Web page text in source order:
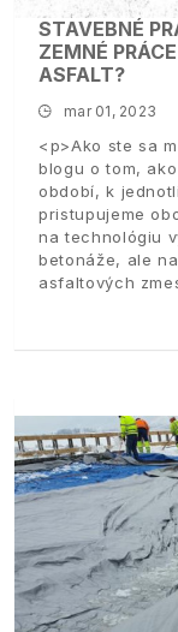
STAVEBNÉ
ZEMNÉ
ASFALT?
mar 01, 2023
<p>Ako ste sa
blogu o tom,
období, k
pristupujeme
na technológiu
betonáže, ale
asfaltových